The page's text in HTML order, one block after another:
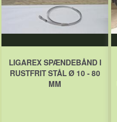
LIGAREX SPÆNDEBÅND I
RUSTFRIT STÅL Ø 10 - 80
MM